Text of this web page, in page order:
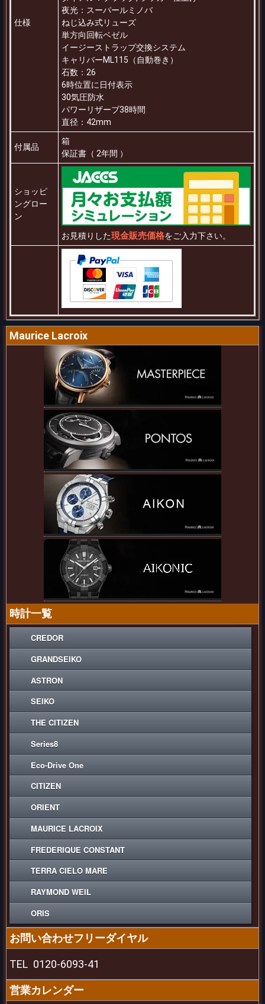
仕様
夜光：スーパールミノバ
ねじ込み式リューズ
単方向回転ベゼル
イージーストラップ交換システム
キャリバーML115（自動巻き）
石数：26
6時位置に日付表示
30気圧防水
パワーリザーブ38時間
直径：42mm
付属品
箱
保証書（ 2年間 ）
ショッピ
ングロー
ン
お見積りした現金販売価格をご入力下さい。
Maurice Lacroix
時計一覧
CREDOR
GRANDSEIKO
ASTRON
SEIKO
THE CITIZEN
Series8
Eco-Drive One
CITIZEN
ORIENT
MAURICE LACROIX
FREDERIQUE CONSTANT
TERRA CIELO MARE
RAYMOND WEIL
ORIS
お問い合わせフリーダイヤル
TEL 0120-6093-41
営業カレンダー